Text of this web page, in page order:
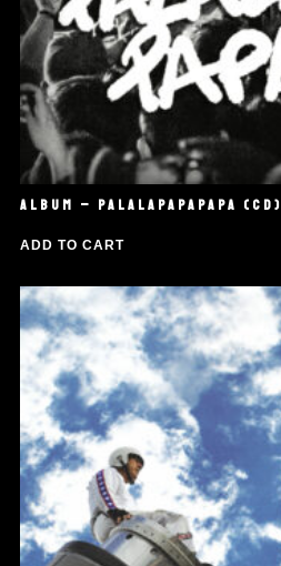
ALBUM – PALALAPAPAPAPA (CD)
ADD TO CART